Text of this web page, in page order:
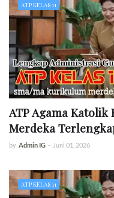
ATP KELAS 11
ATP Agama Katolik
Merdeka
by Admin IG - Juni 01, 2026
ATP KELAS 11